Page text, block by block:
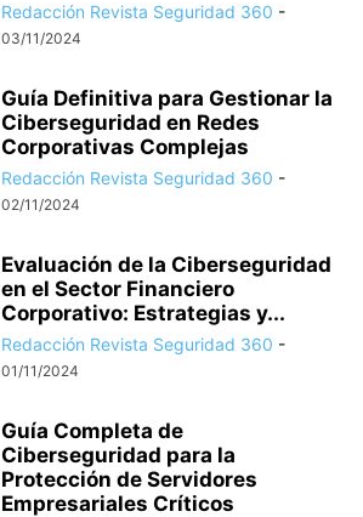
Redacción Revista Seguridad 360 -
03/11/2024
Guía Definitiva para Gestionar la
Ciberseguridad en Redes
Corporativas Complejas
Redacción Revista Seguridad 360 -
02/11/2024
Evaluación de la Ciberseguridad
en el Sector Financiero
Corporativo: Estrategias y...
Redacción Revista Seguridad 360 -
01/11/2024
Guía Completa de
Ciberseguridad para la
Protección de Servidores
Empresariales Críticos